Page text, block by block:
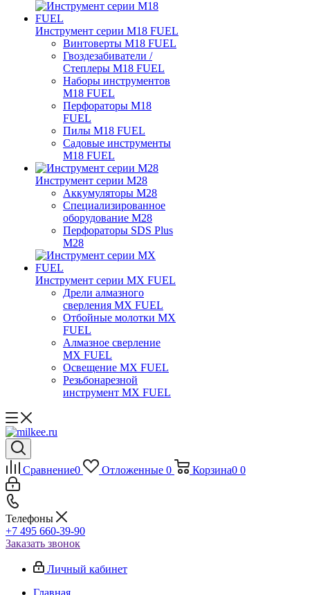
Инструмент серии M18 FUEL
Винтоверты M18 FUEL
Гвоздезабиватели /
Степлеры M18 FUEL
Наборы инструментов
M18 FUEL
Перфораторы M18
FUEL
Пилы M18 FUEL
Садовые инструменты
M18 FUEL
Инструмент серии M28
Аккумуляторы M28
Специализированное
оборудование M28
Перфораторы SDS Plus
M28
Инструмент серии MX FUEL
Дрели алмазного
сверления MX FUEL
Отбойные молотки MX
FUEL
Алмазное сверление
MX FUEL
Освещение MX FUEL
Резьбонарезной
инструмент MX FUEL
Сравнение0 Отложенные 0 Корзина0 0
Телефоны
+7 495 660-39-90
Заказать звонок
Личный кабинет
Главная